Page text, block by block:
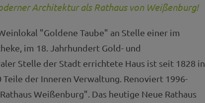
Architektur als Rathaus von Weißenburg!
"Goldene Taube" an Stelle einer im
im 18. Jahrhundert Gold- und
Stelle der Stadt errichtete Haus ist seit 1828 in
der Inneren Verwaltung. Renoviert 1996-
Weißenburg". Das heutige Neue Rathaus